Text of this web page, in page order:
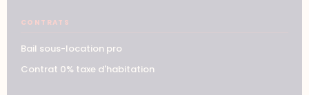
CONTRATS
Bail sous-location pro
Contrat 0% taxe d'habitation